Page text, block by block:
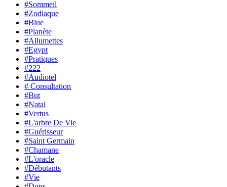
#Sommeil
#Zodiaque
#Blue
#Planète
#Allumettes
#Egypt
#Pratiques
#222
#Audiotel
# Consultation
#But
#Natal
#Vertus
#L'arbre De Vie
#Guérisseur
#Saint Germain
#Chamane
#L'oracle
#Débutants
#Vie